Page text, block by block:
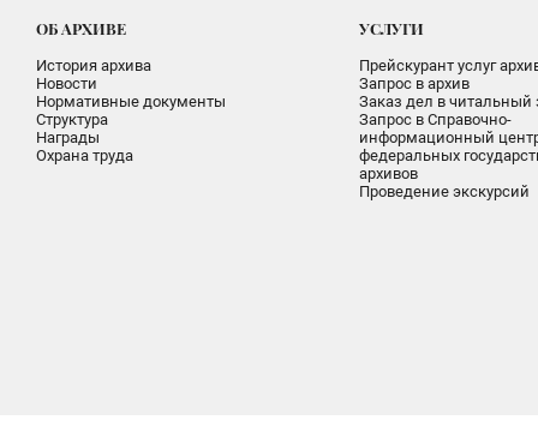
ОБ АРХИВЕ
История архива
Новости
Нормативные документы
Структура
Награды
Охрана труда
УСЛУГИ
Прейскурант услуг
Запрос в архив
Заказ дел в читальный
Запрос в Справочно-
информационный
федеральных
архивов
Проведение экскурсий